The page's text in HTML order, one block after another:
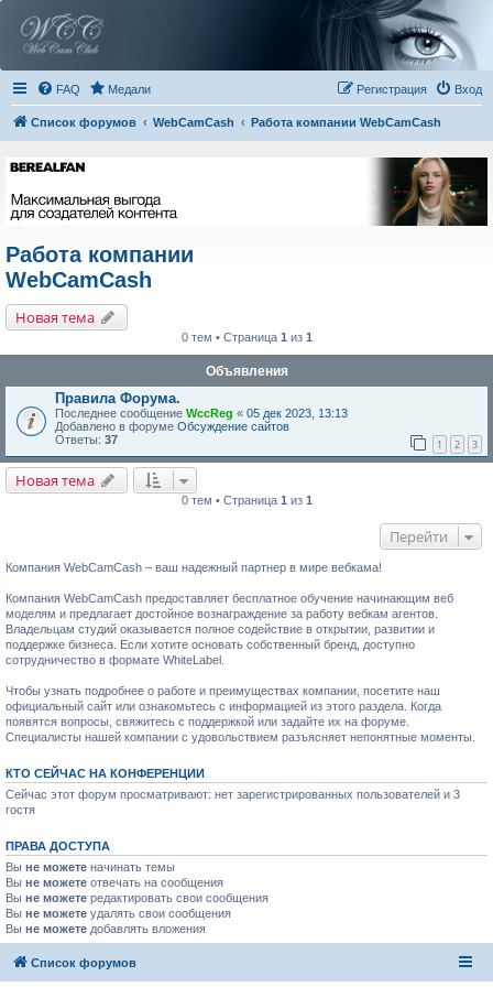
FAQ Медали Вход
Регистрация
Список форумов WebCamCash Работа компании WebCamCash
Работа компании
WebCamCash
Новая тема
0 тем • Страница 1 из 1
Объявления
Правила Форума.
Последнее сообщение WccReg « 05 дек 2023, 13:13
Добавлено в форуме Обсуждение сайтов
Ответы: 37 1 2 3
Новая тема
0 тем • Страница 1из 1
Перейти
Компания WebCamCash – ваш надежный партнер в мире вебкама!
Компания WebCamCash предоставляет бесплатное обучение начинающим веб
моделям и предлагает достойное вознаграждение за работу вебкам агентов.
Владельцам студий оказывается полное содействие в открытии, развитии и
поддержке бизнеса. Если хотите основать собственный бренд, доступно
сотрудничество в формате WhiteLabel.
Чтобы узнать подробнее о работе и преимуществах компании, посетите наш
официальный сайт или ознакомьтесь с информацией из этого раздела. Когда
появятся вопросы, свяжитесь с поддержкой или задайте их на форуме.
Специалисты нашей компании с удовольствием разъясняет непонятные моменты.
КТО СЕЙЧАС НА КОНФЕРЕНЦИИ
Сейчас этот форум просматривают: нет зарегистрированных пользователей и 3
гостя
ПРАВА ДОСТУПА
Вы не можете начинать темы
Вы не можете отвечать на сообщения
Вы не можете редактировать свои сообщения
Вы не можете удалять свои сообщения
Вы не можете добавлять вложения
Список форумов